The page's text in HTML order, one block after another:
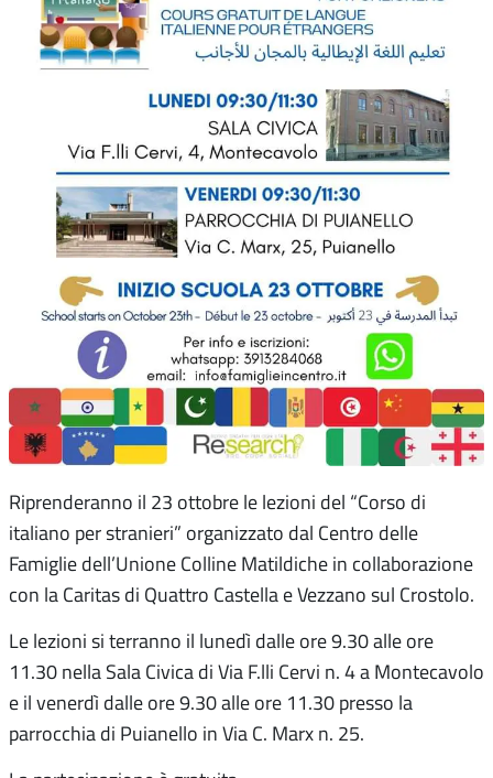
Riprenderanno il 23 ottobre le lezioni del “Corso di
italiano per stranieri” organizzato dal Centro delle
Famiglie dell’Unione Colline Matildiche in collaborazione
con la Caritas di Quattro Castella e Vezzano sul Crostolo.
Le lezioni si terranno il lunedì dalle ore 9.30 alle ore
11.30 nella Sala Civica di Via F.lli Cervi n. 4 a Montecavolo
e il venerdì dalle ore 9.30 alle ore 11.30 presso la
parrocchia di Puianello in Via C. Marx n. 25.